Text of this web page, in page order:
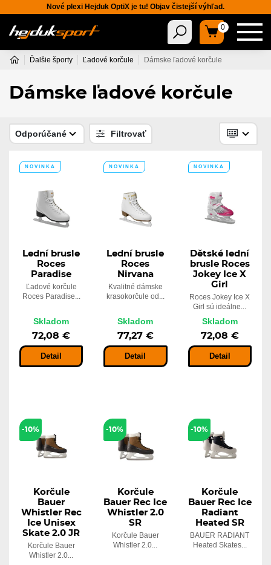
Nové plexi Hejduk OptiX je tu! Objav čistejší výhľad.
0
Ďalšie športy Ľadové korčule Dámske ľadové korčule
Dámske ľadové korčule
Odporúčané Filtrovať
NOVINKA
Lední brusle
Roces
Paradise
Ľadové korčule
Roces Paradise...
Skladom
72,08 €
Detail
NOVINKA
Lední brusle
Roces
Nirvana
Kvalitné dámske
krasokorčule od...
Skladom
77,27 €
Detail
NOVINKA
Dětské lední
brusle Roces
Jokey Ice X
Girl
Roces Jokey Ice X
Girl sú ideálne...
Skladom
72,08 €
Detail
-10%
Korčule
Bauer
Whistler Rec
Ice Unisex
Skate 2.0 JR
Korčule Bauer
Whistler 2.0...
-10%
Korčule
Bauer Rec Ice
Whistler 2.0
SR
Korčule Bauer
Whistler 2.0...
-10%
Korčule
Bauer Rec Ice
Radiant
Heated SR
BAUER RADIANT
Heated Skates...